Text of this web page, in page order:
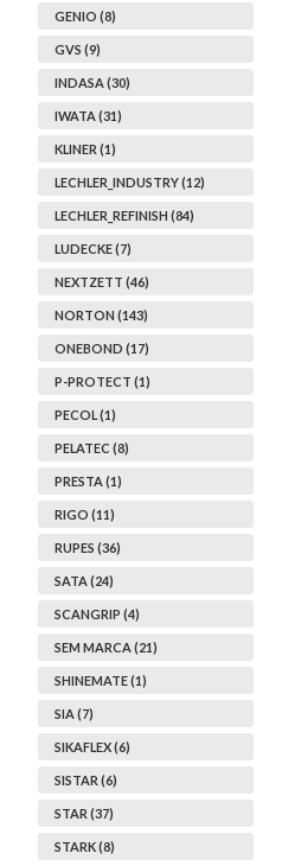
GENIO (8)
GVS (9)
INDASA (30)
IWATA (31)
KLINER (1)
LECHLER_INDUSTRY (12)
LECHLER_REFINISH (84)
LUDECKE (7)
NEXTZETT (46)
NORTON (143)
ONEBOND (17)
P-PROTECT (1)
PECOL (1)
PELATEC (8)
PRESTA (1)
RIGO (11)
RUPES (36)
SATA (24)
SCANGRIP (4)
SEM MARCA (21)
SHINEMATE (1)
SIA (7)
SIKAFLEX (6)
SISTAR (6)
STAR (37)
STARK (8)